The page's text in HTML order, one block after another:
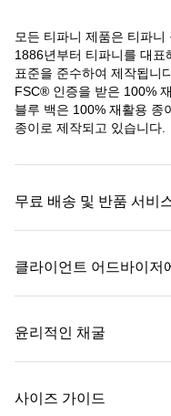
모든 티파니 제품은 티파
1886년부터 티파니를 대
표준을 준수하여 제작됩니
FSC® 인증을 받은 100%
블루 백은 100% 재활용 종
종이로 제작되고 있습니다.
무료 배송 및 반품 서비
자세히 보기
클라이언트 어드바이저
윤리적인 채굴
사이즈 가이드